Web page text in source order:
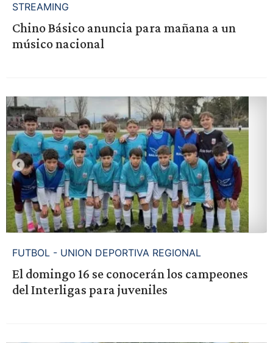
STREAMING
Chino Básico anuncia para mañana a un
músico nacional
FUTBOL - UNION DEPORTIVA REGIONAL
El domingo 16 se conocerán los campeones
del Interligas para juveniles